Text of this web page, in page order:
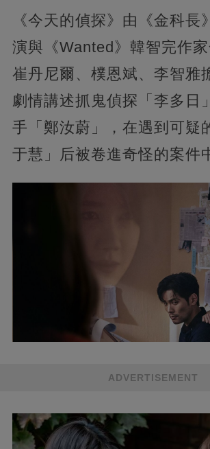
《今天的偵探》由《金科長
演與《Wanted》韓智完作家
崔丹尼爾、樸恩斌、李智雅
劇情講述抓鬼偵探「李多日
手「鄭汝蔚」，在遇到可疑
于慧」后被卷進奇怪的案件
ADVERTISEMENT